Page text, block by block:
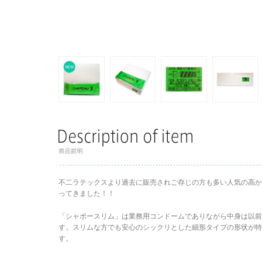
不二ラテックスより過去に販売されご存じの方も多い人気の高
ってきました！！
「シャポースリム」は業務用コンドームでありながら中身は
す。スリムな方でも安心のシックリとした細形タイプの形状が
す。